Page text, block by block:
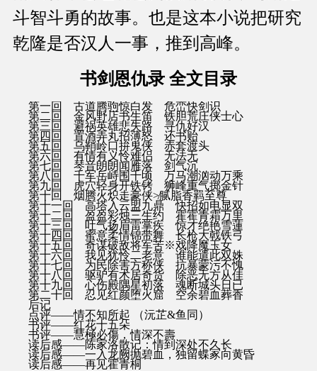
斗智斗勇的故事。也是这本小说把研究
乾隆是否汉人一事，推到高峰。
书剑恩仇录 全文目录
第一回 古道腾驹惊白发 危峦快剑识
第二回 金风野店书生笛 铁胆荒庄侠士心
第三回 避祸英雄悲失路 寻仇好汉
第四回 置酒弄丸招薄怒 还书贻
第五回 乌鞘岭口拚鬼侠 赤套渡头
第六回 有情有义怜难侣 无法无
第七回 琴音朗朗闻雁落 剑气沉
第八回 千军岳峙围千顷 万马潮汹动万乘
第九回 虎穴轻身开铁铐 狮峰重气掷金针
第十回 烟腾火炽走豪侠≯腻脂香羁至尊
第十一回 高塔入云盟九鼎 快招如电显双
第十二回 盈盈彩烛三生约 霍霍青霜万里
第十三回 吐气扬眉雷掌疾 惊才绝艳雪蓮
第十四回 蜜意柔情锦带舞 长枪大戟铁弓
第十五回 奇谋破敌将军苦※戏降魔玉女
第十六回 我见犹怜二老意 谁能遣此双姝
第十七回 为民除害方称侠 抗暴蒙污不愧
第十八回 驱驴有术居奇货 除恶无方从佳
第十九回 心伤殿隅星初落 魂断城头日已
第二十回 忍见红颜堕火窟 空余碧血葬香
后记
点评——情不知所起 （沅芷&鱼同）
书评——红花十五朵
书评——慧極必傷，情深不壽
读后感——陈家洛散记：情到深处不久长
读后感——一入龙阙抛碧血，独留蝶冢向黄昏
读后感——再见霍青桐